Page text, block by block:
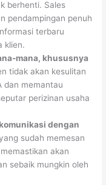
berhenti. Sales
pendampingan penuh
terbaru
klien.
mana, khususnya
tidak akan kesulitan
dan memantau
perizinan usaha
dengan
sudah memesan
akan
sebaik mungkin oleh